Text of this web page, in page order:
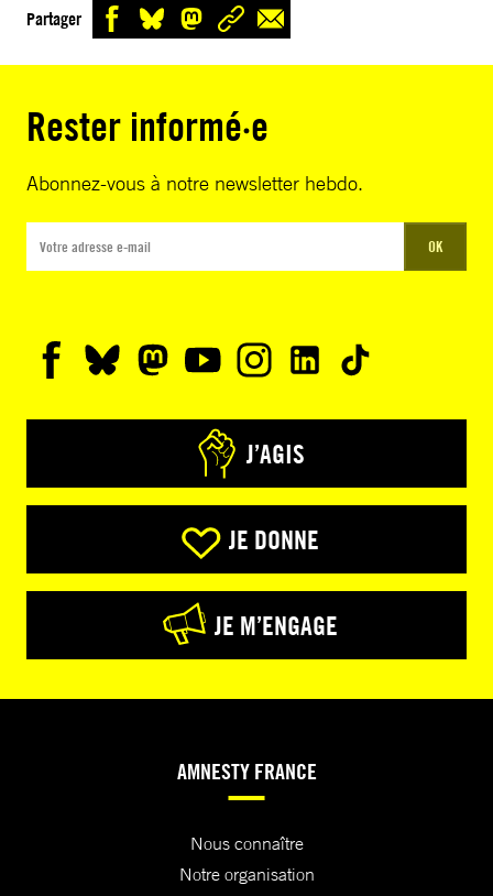
Partager
Rester informé·e
Abonnez-vous à notre newsletter hebdo.
OK
J’AGIS
JE DONNE
JE M’ENGAGE
AMNESTY FRANCE
Nous connaître
Notre organisation